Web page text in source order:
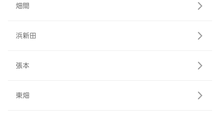
畑間
浜新田
張本
東畑